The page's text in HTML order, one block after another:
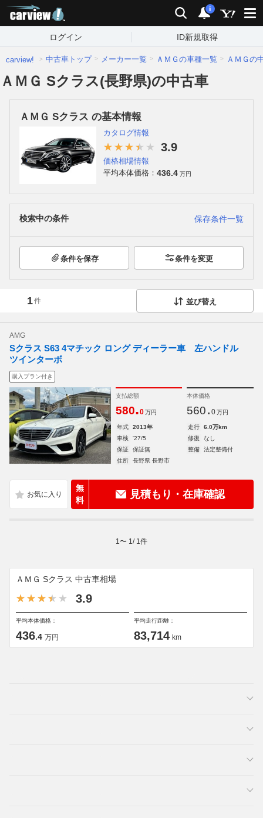
検索 通知
i
ログイン ID新規取得
carview! 中古車トップ メーカー一覧 ＡＭＧの車種一覧 ＡＭＧの
ＡＭＧ Sクラス(長野県)の中古車
ＡＭＧ Sクラス の基本情報
カタログ情報
3.9
価格相場情報
平均本体価格： 436.4 万円
検索中の条件 保存条件一覧
条件を保存 条件を変更
1件 並び替え
AMG
Sクラス S63 4マチック ロング ディーラー車 左ハンドル
ツインターボ
購入プラン付き
支払総額
580.0 万円
本体価格
560. 0 万円
年式 2013年 走行
6.0万km
車検
'27/5 修復
なし
保証
保証無 整備
法定整備付
住所
長野県 長野市
無
料
見積もり・在庫確認
1 〜 1 / 1 件
ＡＭＧ Sクラス 中古車相場
3.9
平均本体価格：
436.4 万円
平均走行距離：
83,714 km